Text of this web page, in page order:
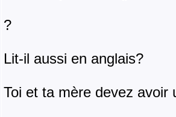
?
Lit-il aussi en anglais?
Toi et ta mère devez avoir